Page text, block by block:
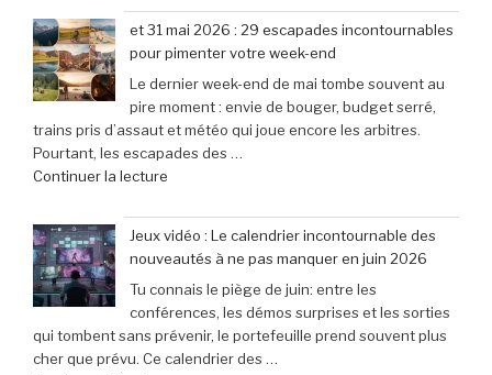
79,99
€
(-25% »
au
Morocco
Gaming
Expo
:
le
rendez-
des
passionnés
de
jeux
vidéo
en
Afrique »
et 31 mai 2026 : 29 escapades incontournables
pour pimenter votre week-end
Le dernier week-end de mai tombe souvent au
pire moment : envie de bouger, budget serré,
trains pris d’assaut et météo qui joue encore les arbitres.
Pourtant, les escapades des …
Continuer la lecture
31
mai
2026
:
29
escapades
incontournables
Jeux vidéo : Le calendrier incontournable des
nouveautés à ne pas manquer en juin 2026
Tu connais le piège de juin: entre les
conférences, les démos surprises et les sorties
qui tombent sans prévenir, le portefeuille prend souvent plus
cher que prévu. Ce calendrier des …